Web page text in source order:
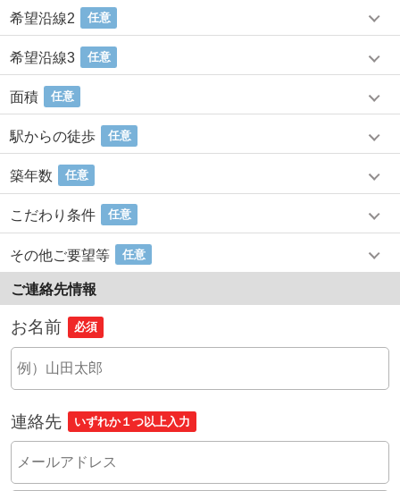
希望沿線2 任意
希望沿線3 任意
面積 任意
駅からの徒歩 任意
築年数 任意
こだわり条件 任意
その他ご要望等 任意
ご連絡先情報
お名前 必須
連絡先 いずれか１つ以上入力